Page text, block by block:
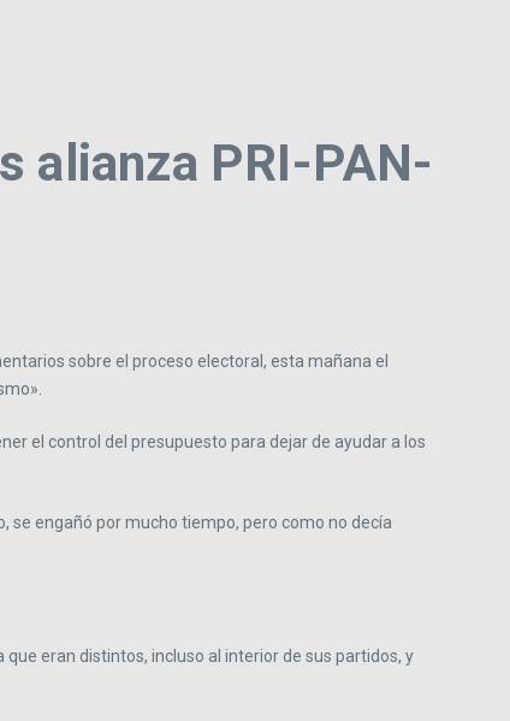
alianza PRI-PAN-
sobre el proceso electoral, esta mañana el
el control del presupuesto para dejar de ayudar a los
se engañó por mucho tiempo, pero como no decía
eran distintos, incluso al interior de sus partidos, y